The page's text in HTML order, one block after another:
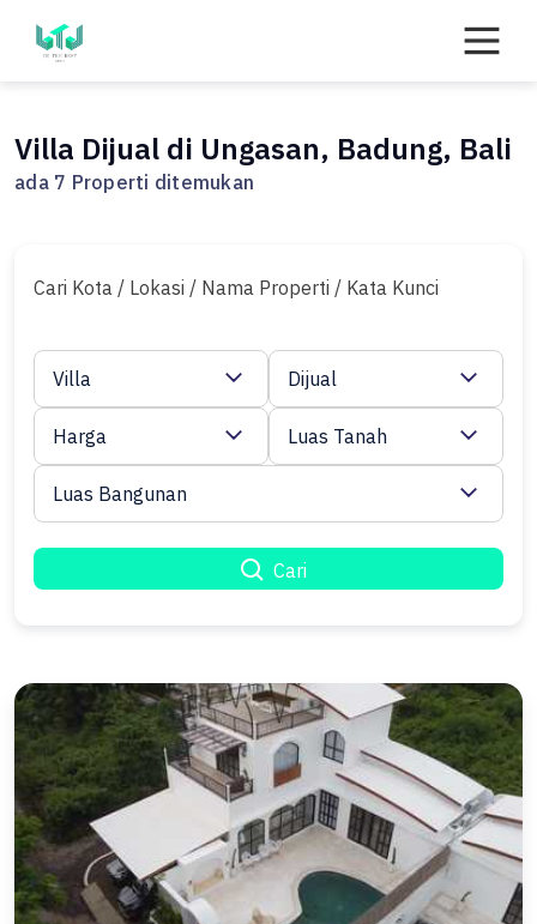
Villa Dijual di Ungasan, Badung, Bali
ada 7 Properti ditemukan
Cari Kota / Lokasi / Nama Properti / Kata Kunci
Cari
Villa Dijual
Harga Luas Tanah
Luas Bangunan